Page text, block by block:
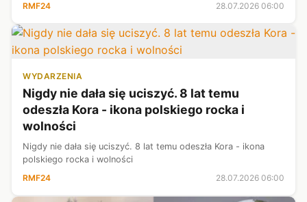
RMF24
28.07.2026 06:00
WYDARZENIA
Nigdy nie dała się uciszyć. 8 lat temu
odeszła Kora - ikona polskiego rocka i
wolności
Nigdy nie dała się uciszyć. 8 lat temu odeszła Kora - ikona
polskiego rocka i wolności
RMF24
28.07.2026 06:00